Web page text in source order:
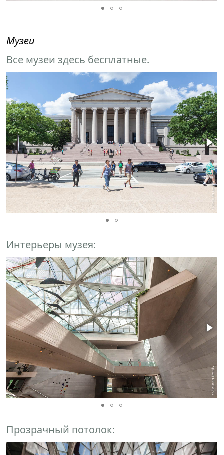
Музеи
Все музеи здесь бесплатные.
Интерьеры музея:
Прозрачный потолок: